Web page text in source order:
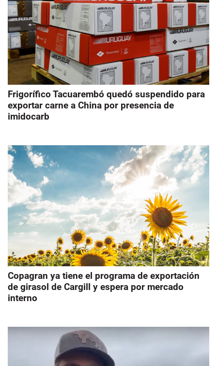
Frigorífico Tacuarembó quedó suspendido para
exportar carne a China por presencia de
imidocarb
Copagran ya tiene el programa de exportación
de girasol de Cargill y espera por mercado
interno